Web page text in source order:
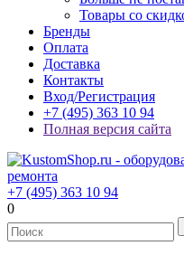
Товары со
Бренды
Оплата
Доставка
Контакты
Вход/Регистрация
+7 (495) 363 10 94
Полная версия сайта
+7 (495) 363 10 94
0